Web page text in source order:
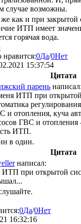
случае возможны.
как и при закрытой
ИТП имеет
горячая вода.
нравится:0Да/0Нет
15:37:54
Цитата
парень написал:
ИТП при
и отопления, куча
ГВС и отопления
ИТП.
в один.
Цитата
написал:
при открытой
0Да/0Нет
16:32:16